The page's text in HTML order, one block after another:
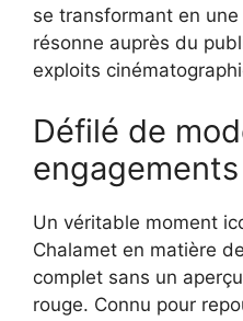
se transformant en
résonne auprès du
exploits
Défilé de
Un véritable moment
Chalamet en matière
complet sans un
rouge. Connu pour